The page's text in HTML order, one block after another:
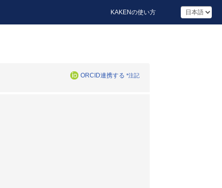
KAKENの使い方
ORCID連携する *注記